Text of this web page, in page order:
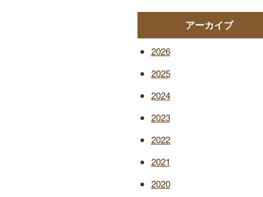
アーカイブ
2026
2025
2024
2023
2022
2021
2020